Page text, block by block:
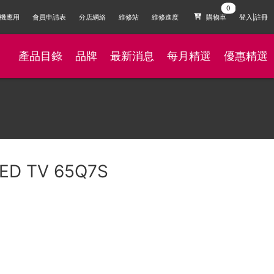
應用 會員申請表 分店網絡 維修站 維修進度 購物車 登入|註冊
產品目錄 品牌 最新消息 每月精選 優惠精選
TV 65Q7S